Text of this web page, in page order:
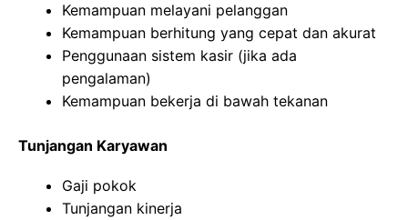
Kemampuan melayani pelanggan
Kemampuan berhitung yang cepat dan akurat
Penggunaan sistem kasir (jika ada
pengalaman)
Kemampuan bekerja di bawah tekanan
Tunjangan Karyawan
Gaji pokok
Tunjangan kinerja